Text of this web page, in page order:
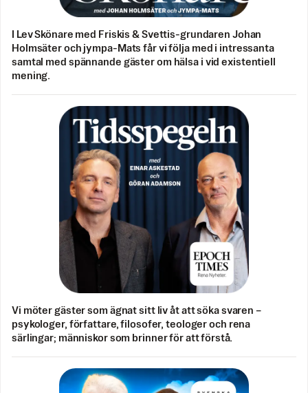
I Lev Skönare med Friskis & Svettis-grundaren Johan
Holmsäter och jympa-Mats får vi följa med i intressanta
samtal med spännande gäster om hälsa i vid existentiell
mening.
Vi möter gäster som ägnat sitt liv åt att söka svaren –
psykologer, författare, filosofer, teologer och rena
särlingar; människor som brinner för att förstå.